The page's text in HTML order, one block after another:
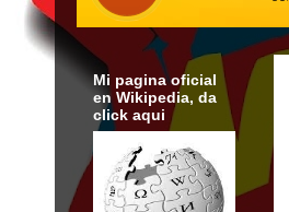
Mi pagina oficial
en Wikipedia, da
click aqui